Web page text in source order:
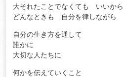
大それたことでなくても いいから
どんなときも 自分を律しながら
自分の生き方を通して
誰かに
大切な人たちに
何かを伝えていくこと